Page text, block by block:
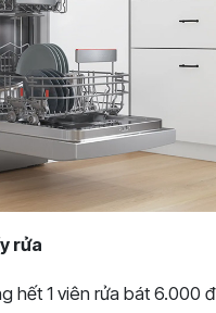
rửa
hết 1 viên rửa bát 6.000 đ